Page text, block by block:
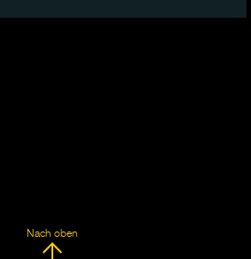
Nach oben